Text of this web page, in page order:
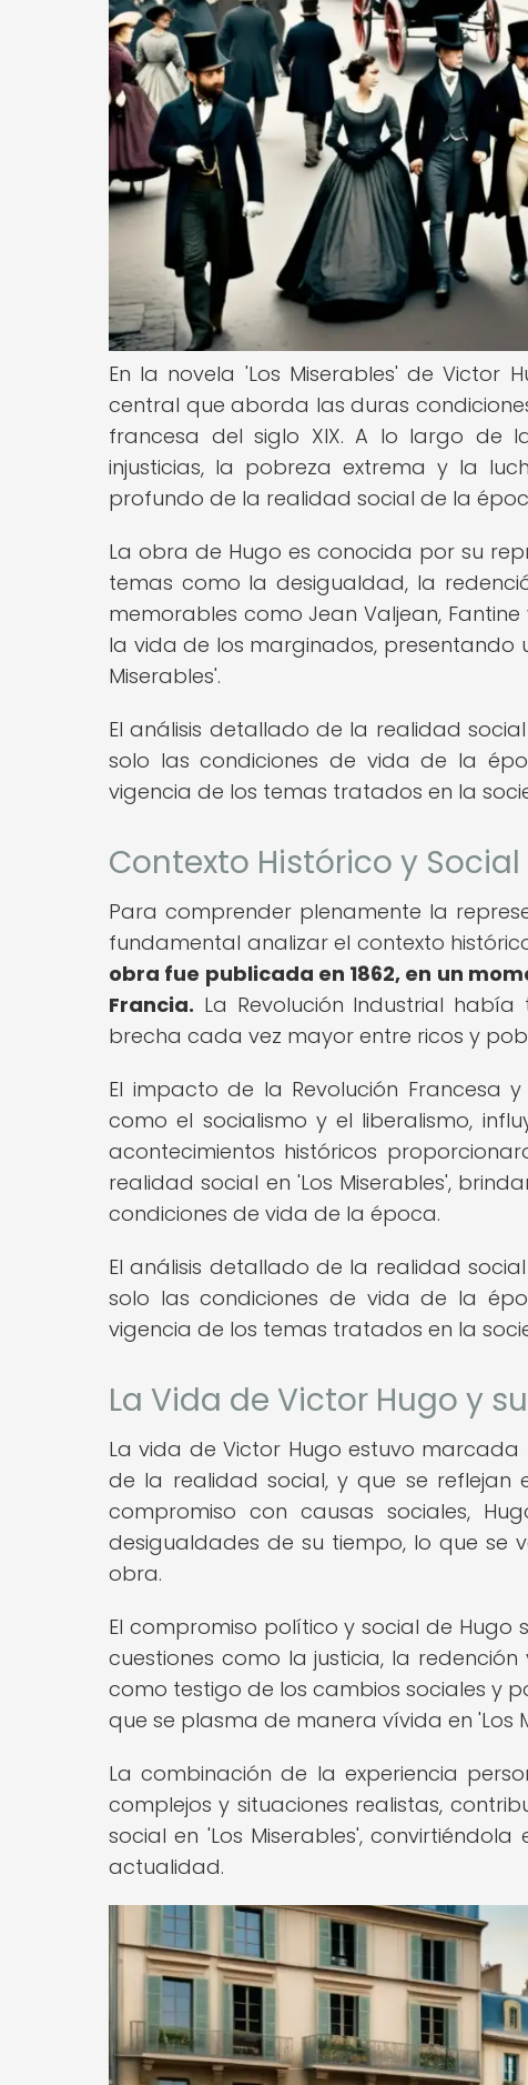
En la novela 'Los Miserables' de Victor
central que aborda las duras
francesa del siglo XIX. A lo largo de
injusticias, la pobreza extrema y la
profundo de la realidad social de la
La obra de Hugo es conocida por su
temas como la desigualdad, la
memorables como Jean Valjean,
la vida de los marginados,
Miserables'.
El análisis detallado de la realidad
solo las condiciones de vida de la
vigencia de los temas tratados en la
Contexto Histórico y
Para comprender plenamente la
fundamental analizar el contexto
obra fue publicada en 1862, en un
Francia. La Revolución Industrial
brecha cada vez mayor entre ricos y
El impacto de la Revolución Francesa
como el socialismo y el liberalismo,
acontecimientos históricos
realidad social en 'Los Miserables',
condiciones de vida de la época.
El análisis detallado de la realidad
solo las condiciones de vida de la
vigencia de los temas tratados en la
La Vida de Victor Hugo y
La vida de Victor Hugo estuvo marcada
de la realidad social, y que se reflejan
compromiso con causas sociales,
desigualdades de su tiempo, lo que
obra.
El compromiso político y social de
cuestiones como la justicia, la
como testigo de los cambios sociales y
que se plasma de manera vívida en 'Los
La combinación de la experiencia
complejos y situaciones realistas,
social en 'Los Miserables',
actualidad.